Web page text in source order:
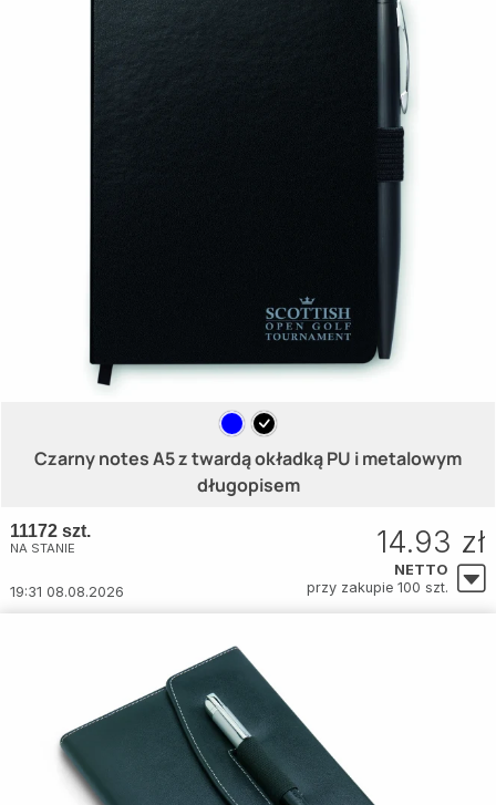
Czarny notes A5 z twardą okładką PU i metalowym
długopisem
11172 szt.
NA STANIE
19:31 08.08.2026
14.93 zł
NETTO
przy zakupie 100 szt.